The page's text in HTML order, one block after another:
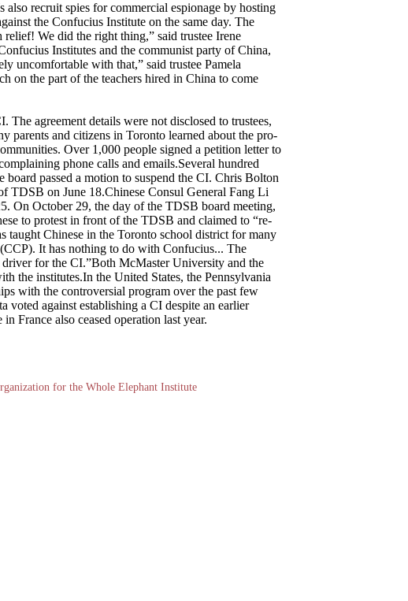
also recruit spies for commercial espionage by hosting
the Confucius Institute on the same day. The
We did the right thing,” said trustee Irene
Institutes and the communist party of China,
uncomfortable with that,” said trustee Pamela
on the part of the teachers hired in China to come
agreement details were not disclosed to trustees,
and citizens in Toronto learned about the pro-
Over 1,000 people signed a petition letter to
phone calls and emails.Several hundred
passed a motion to suspend the CI. Chris Bolton
TDSB on June 18.Chinese Consul General Fang Li
On October 29, the day of the TDSB board meeting,
to protest in front of the TDSB and claimed to “re-
taught Chinese in the Toronto school district for many
It has nothing to do with Confucius... The
for the CI.”Both McMaster University and the
the institutes.In the United States, the Pennsylvania
with the controversial program over the past few
against establishing a CI despite an earlier
France also ceased operation last year.
for the Whole Elephant Institute